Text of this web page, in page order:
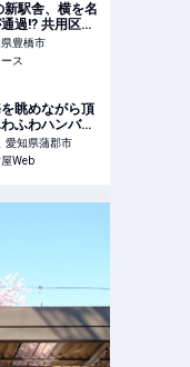
新駅舎、横を名
過!? 共用区間
豊橋市
ス
眺めながら頂
ふわハンバー
洋食屋はな
愛知県蒲郡市
Web